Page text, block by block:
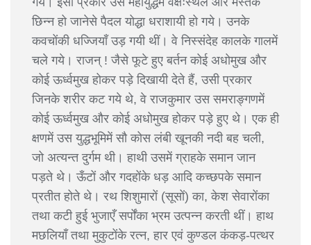
छिन्न हो जानेसे पैदल योद्धा धराशायी हो गये। उनके
कवचोंकी धज्जियाँ उड़ गयी थीं। वे निस्संदेह कालके गालमें
चले गये। राजन् ! जैसे फूटे हुए बर्तन कोई अधोमुख और
कोई ऊर्ध्वमुख होकर पड़े दिखायी देते हैं, उसी प्रकार
जिनके शरीर कट गये थे, वे राजकुमार उस समराङ्गणमें
कोई ऊर्ध्वमुख और कोई अधोमुख होकर पड़े हुए थे। एक ही
क्षणमें उस युद्धभूमिमें सौ कोस लंबी खूनकी नदी बह चली,
जो अत्यन्त दुर्गम थी। हाथी उसमें ग्राहके समान जान
पड़ते थे। ऊँटों और गदहोंके धड़ आदि कच्छपके समान
प्रतीत होते थे। रथ शिशुमारों (सूसों) का, केश सेवारोंका
तथा कटी हुई भुजाएँ सर्पोंका भ्रम उत्पन्न करती थीं। हाथ
मछलियाँ तथा मुकुटोंके रत्न, हार एवं कुण्डल कंकड़-पत्थर